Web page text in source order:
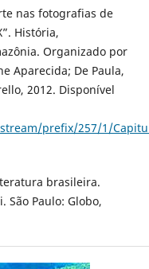
nas fotografias de
História,
Organizado por
Aparecida; De Paula,
2012. Disponível
prefix/257/1/
brasileira.
São Paulo: Globo,